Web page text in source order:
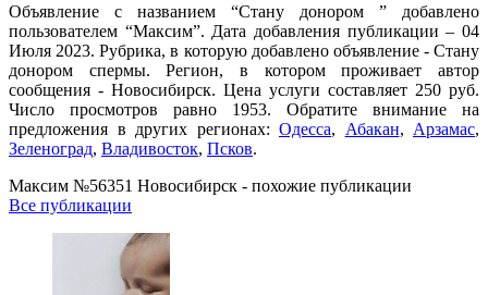
Объявление с названием “Стану донором ” добавлено
пользователем “Максим”. Дата добавления публикации – 04
Июля 2023. Рубрика, в которую добавлено объявление - Стану
донором спермы. Регион, в котором проживает автор
сообщения - Новосибирск. Цена услуги составляет 250 руб.
Число просмотров равно 1953. Обратите внимание на
предложения в других регионах: Одесса, Абакан, Арзамас,
Зеленоград, Владивосток, Псков.
Максим №56351 Новосибирск - похожие публикации
Все публикации